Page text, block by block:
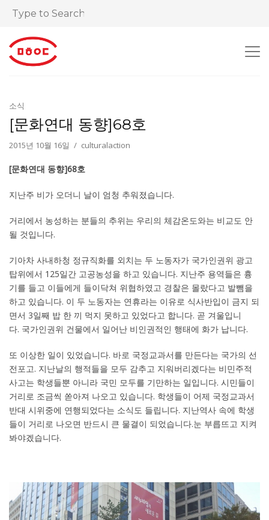
소식
[문화연대 동향]68호
2015년 10월 16일 culturalaction
[문화연대 동향]68호
지난주 비가 오더니 날이 엄청 추워졌습니다.
거리에서 농성하는 분들의 추위는 우리의 체감온도와는 비교도 안
될 것입니다.
기아차 사내하청 정규직화를 외치는 두 노동자가 국가인권위 광고
탑위에서 125일간 고공농성을 하고 있습니다. 지난주 용역들은 흉
기를 들고 이들에게 들이닥쳐 위협하였고 경찰은 몰랐다고 발뺌을
하고 있습니다. 이 두 노동자는 연휴라는 이유로 식사반입이 금지 되
면서 3일째 밥 한 끼 먹지 못하고 있었다고 합니다. 곧 겨울입니
다. 국가인권위 건물에서 일어난 비인권적인 행태에 화가 납니다.
또 이상한 일이 있었습니다. 바로 국정교과서를 만든다는 국가의 선
전포고. 지난날의 행적들을 모두 감추고 지워버리겠다는 비민주적
사고는 학생들뿐 아니라 국민 모두를 기만하는 일입니다. 시민들이
거리로 조금씩 쏟아져 나오고 있습니다. 학생들이 어제 국정교과서
반대 시위중에 연행되었다는 소식도 들립니다. 지난역사 속에 학생
들이 거리로 나오면 반드시 큰 물결이 되었습니다.눈 부릅뜨고 지켜
봐야겠습니다.